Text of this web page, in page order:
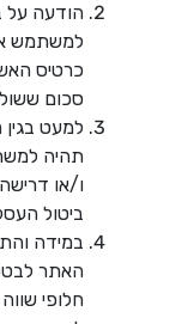
הודעה על
למשתמש
כרטיס
סכום
למעט
תהיה
ו/או
ביטול
במידה
האתר
חלופי